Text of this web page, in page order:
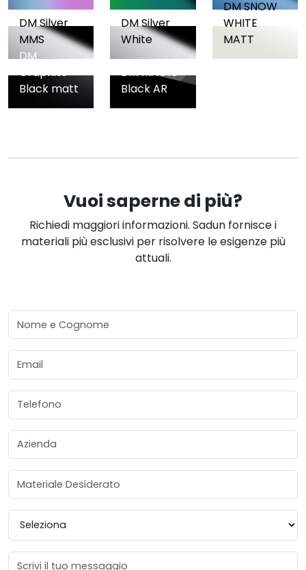
DM Silver
MMS
DM Silver
White
DM SNOW
WHITE
MATT
DM
Graphite
Black matt
DM MAGIC
Black AR
Vuoi saperne di più?
Richiedi maggiori informazioni. Sadun fornisce i
materiali più esclusivi per risolvere le esigenze più
attuali.
Nome e Cognome
Email
Telefono
Azienda
Materiale Desiderato
Provincia
Messaggio